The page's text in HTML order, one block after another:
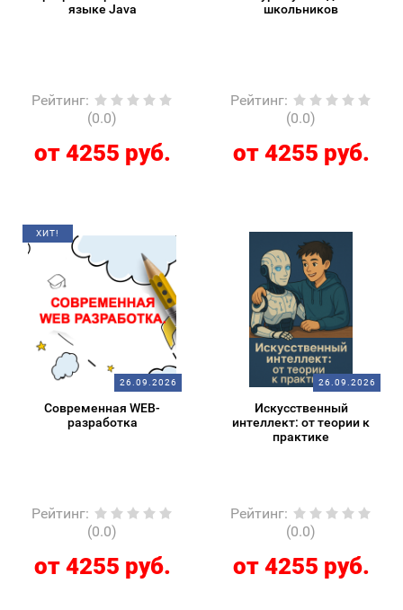
языке Java
Рейтинг:
(0.0)
от 4255 руб.
школьников
Рейтинг:
(0.0)
от 4255 руб.
ХИТ!
26.09.2026
Современная WEB-
разработка
Рейтинг:
(0.0)
от 4255 руб.
26.09.2026
Искусственный
интеллект: от теории к
практике
Рейтинг:
(0.0)
от 4255 руб.